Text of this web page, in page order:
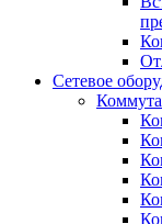
Сетевое